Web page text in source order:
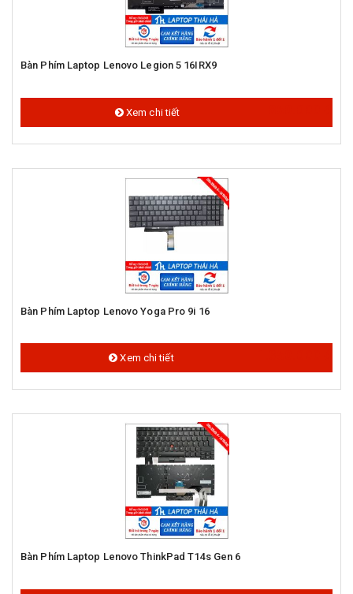
Bàn Phím Laptop Lenovo Legion 5 16IRX9
Xem chi tiết
Bàn Phím Laptop Lenovo Yoga Pro 9i 16
Xem chi tiết
Bàn Phím Laptop Lenovo ThinkPad T14s Gen 6